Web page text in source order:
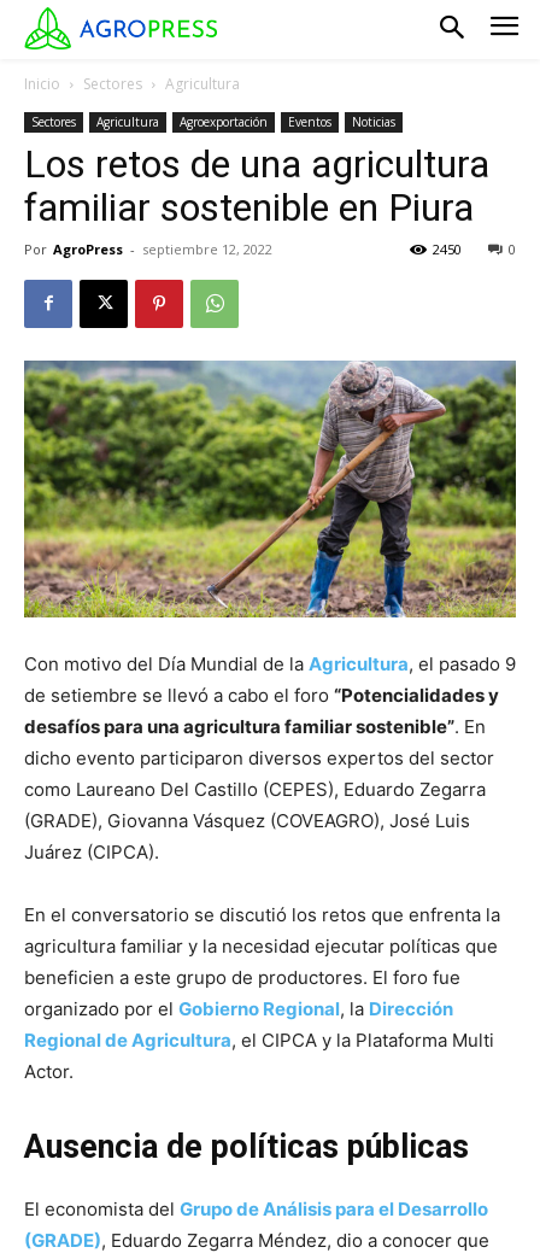
Inicio Sectores Agricultura
Sectores Agricultura Agroexportación Eventos Noticias
Los retos de una agricultura
familiar sostenible en Piura
Por AgroPress - septiembre 12, 2022 0
2450
Con motivo del Día Mundial de la Agricultura, el pasado 9
de setiembre se llevó a cabo el foro “Potencialidades y
desafíos para una agricultura familiar sostenible”. En
dicho evento participaron diversos expertos del sector
como Laureano Del Castillo (CEPES), Eduardo Zegarra
(GRADE), Giovanna Vásquez (COVEAGRO), José Luis
Juárez (CIPCA).
En el conversatorio se discutió los retos que enfrenta la
agricultura familiar y la necesidad ejecutar políticas que
beneficien a este grupo de productores. El foro fue
organizado por el Gobierno Regional, la Dirección
Regional de Agricultura, el CIPCA y la Plataforma Multi
Actor.
Ausencia de políticas públicas
El economista del Grupo de Análisis para el Desarrollo
(GRADE), Eduardo Zegarra Méndez, dio a conocer que